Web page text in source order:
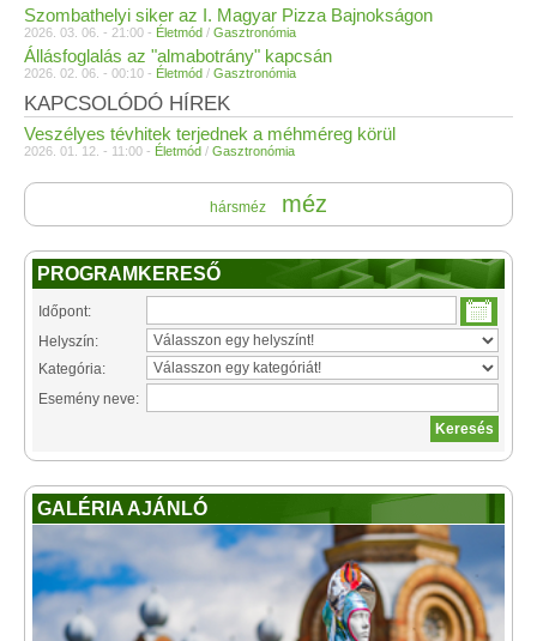
Szombathelyi siker az I. Magyar Pizza Bajnokságon
2026. 03. 06. - 21:00 - Életmód / Gasztronómia
Állásfoglalás az "almabotrány" kapcsán
2026. 02. 06. - 00:10 - Életmód / Gasztronómia
KAPCSOLÓDÓ HÍREK
Veszélyes tévhitek terjednek a méhméreg körül
2026. 01. 12. - 11:00 - Életmód / Gasztronómia
hársméz méz
PROGRAMKERESŐ
Időpont:
Helyszín:
Kategória:
Esemény neve:
GALÉRIA AJÁNLÓ